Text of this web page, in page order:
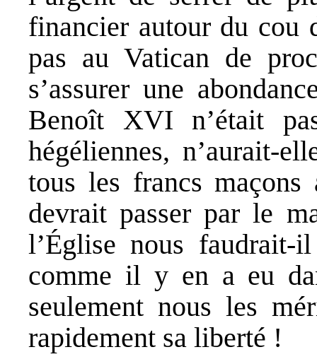
financier autour du cou
pas au Vatican de
s’assurer une
Benoît XVI n’était
hégéliennes, n’aurait-
tous les francs
devrait passer par le
l’Église nous faudrait-
comme il y en a eu
seulement nous les
rapidement sa liberté !